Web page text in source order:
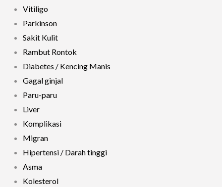
Vitiligo
Parkinson
Sakit Kulit
Rambut Rontok
Diabetes / Kencing Manis
Gagal ginjal
Paru-paru
Liver
Komplikasi
Migran
Hipertensi / Darah tinggi
Asma
Kolesterol